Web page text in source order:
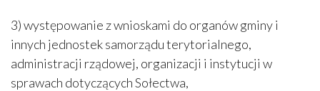
3) występowanie z wnioskami do organów gminy i
innych jednostek samorządu terytorialnego,
administracji rządowej, organizacji i instytucji w
sprawach dotyczących Sołectwa,